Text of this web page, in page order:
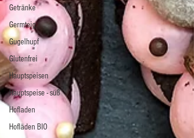
Getränke
Germteig
Gugelhupf
Glutenfrei
Hauptspeisen
Hauptspeise - süß
Hofladen
Hofläden BIO